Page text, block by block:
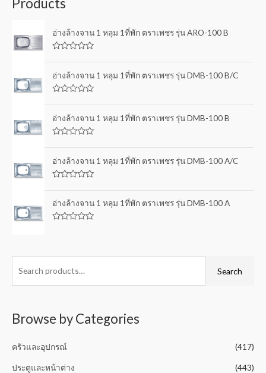
อ่างล้างจาน 1 หลุม 1ที่พัก ตราเพชร รุ่น ARO-100 B
t
e
d
t
o
f
อ่างล้างจาน 1 หลุม 1ที่พัก ตราเพชร รุ่น DMB-100 B/C
t
e
d
t
o
f
อ่างล้างจาน 1 หลุม 1ที่พัก ตราเพชร รุ่น DMB-100 B
t
e
d
t
o
f
อ่างล้างจาน 1 หลุม 1ที่พัก ตราเพชร รุ่น DMB-100 A/C
t
e
d
o
5
อ่างล้างจาน 1 หลุม 1ที่พัก ตราเพชร รุ่น DMB-100 A
d
o
Search
Browse by Categories
ครัวและอุปกรณ์ (417)
ประตูและหน้าต่าง (443)